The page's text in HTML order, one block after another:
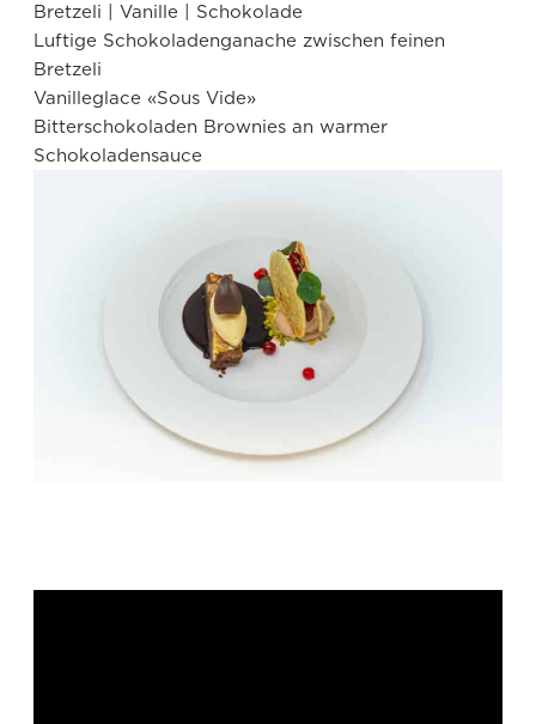
Bretzeli | Vanille | Schokolade
Luftige Schokoladenganache zwischen feinen
Bretzeli
Vanilleglace «Sous Vide»
Bitterschokoladen Brownies an warmer
Schokoladensauce